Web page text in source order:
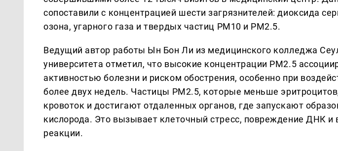
сопоставили с концентрацией шести загрязнителей: диоксида
озона, угарного газа и твердых частиц PM10 и PM2.5.
Ведущий автор работы Ын Бон Ли из медицинского колледжа
университета отметил, что высокие концентрации PM2.5
активностью болезни и риском обострения, особенно при
более двух недель. Частицы PM2.5, которые меньше
кровоток и достигают отдаленных органов, где запускают
кислорода. Это вызывает клеточный стресс, повреждение ДНК и
реакции.